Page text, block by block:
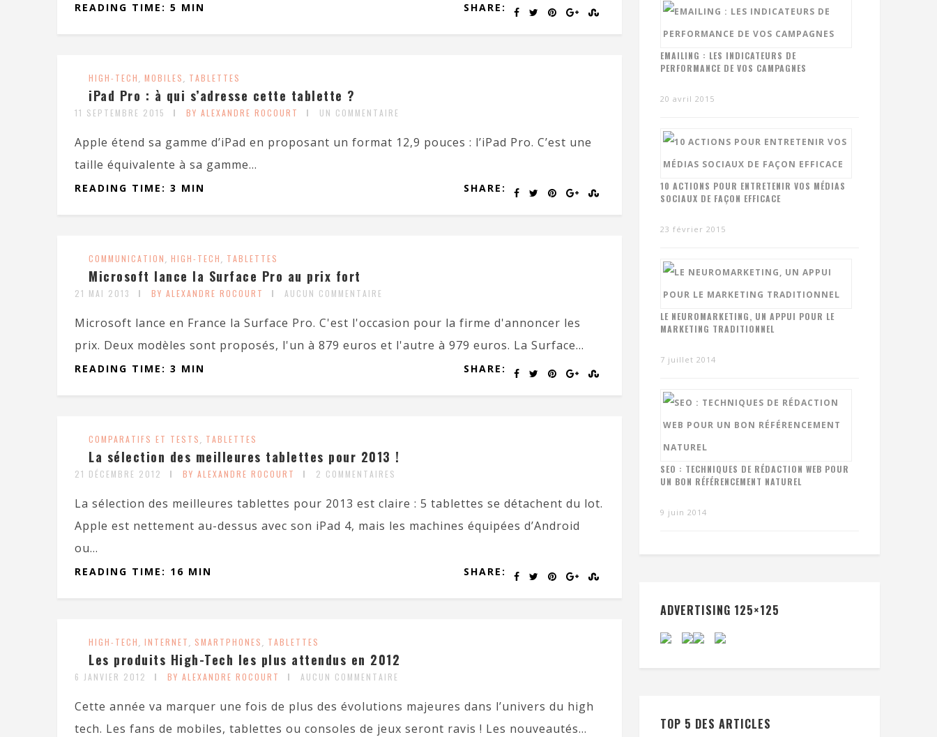
SHARE:
READING TIME: 5 MIN
HIGH-TECH, MOBILES, TABLETTES
iPad Pro : à qui s’adresse cette tablette ?
11 SEPTEMBRE 2015 BY ALEXANDRE ROCOURT UN COMMENTAIRE
Apple étend sa gamme d’iPad en proposant un format 12,9 pouces : l’iPad Pro. C’est une
taille équivalente à sa gamme...
SHARE:
READING TIME: 3 MIN
COMMUNICATION, HIGH-TECH, TABLETTES
Microsoft lance la Surface Pro au prix fort
21 MAI 2013 BY ALEXANDRE ROCOURT AUCUN COMMENTAIRE
Microsoft lance en France la Surface Pro. C'est l'occasion pour la firme d'annoncer les
prix. Deux modèles sont proposés, l'un à 879 euros et l'autre à 979 euros. La Surface...
SHARE:
READING TIME: 3 MIN
COMPARATIFS ET TESTS, TABLETTES
La sélection des meilleures tablettes pour 2013 !
21 DÉCEMBRE 2012 BY ALEXANDRE ROCOURT 2 COMMENTAIRES
La sélection des meilleures tablettes pour 2013 est claire : 5 tablettes se détachent du lot.
Apple est nettement au-dessus avec son iPad 4, mais les machines équipées d’Android
ou...
SHARE:
READING TIME: 16 MIN
HIGH-TECH, INTERNET, SMARTPHONES, TABLETTES
Les produits High-Tech les plus attendus en 2012
6 JANVIER 2012 BY ALEXANDRE ROCOURT AUCUN COMMENTAIRE
Cette année va marquer une fois de plus des évolutions majeures dans l’univers du high
tech. Les fans de mobiles, tablettes ou consoles de jeux seront ravis ! Les nouveautés...
EMAILING : LES INDICATEURS DE
PERFORMANCE DE VOS CAMPAGNES
20 avril 2015
10 ACTIONS POUR ENTRETENIR VOS MÉDIAS
SOCIAUX DE FAÇON EFFICACE
23 février 2015
LE NEUROMARKETING, UN APPUI POUR LE
MARKETING TRADITIONNEL
7 juillet 2014
SEO : TECHNIQUES DE RÉDACTION WEB POUR
UN BON RÉFÉRENCEMENT NATUREL
9 juin 2014
ADVERTISING 125×125
TOP 5 DES ARTICLES